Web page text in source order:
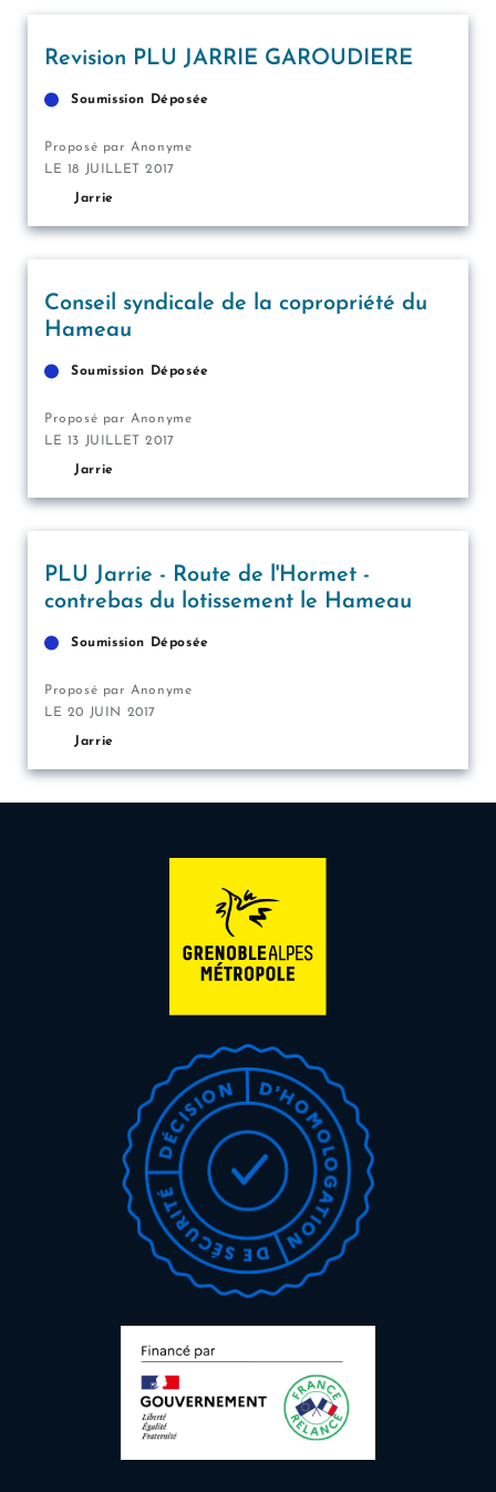
Revision PLU JARRIE GAROUDIERE
Soumission Déposée
Proposé par Anonyme
LE 18 JUILLET 2017
Jarrie
Conseil syndicale de la copropriété du
Hameau
Soumission Déposée
Proposé par Anonyme
LE 13 JUILLET 2017
Jarrie
PLU Jarrie - Route de l'Hormet -
contrebas du lotissement le Hameau
Soumission Déposée
Proposé par Anonyme
LE 20 JUIN 2017
Jarrie